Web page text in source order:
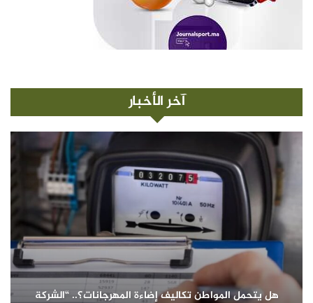
آخر الأخبار
هل يتحمل المواطن تكاليف إضاءة المهرجانات؟.. “الشركة